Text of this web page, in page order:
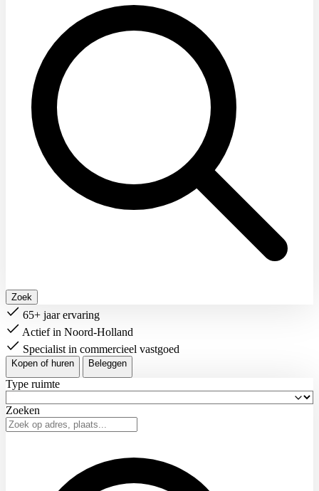
Zoek
65+ jaar ervaring
Actief in Noord-Holland
Specialist in commercieel vastgoed
Kopen of huren Beleggen
Type ruimte
Zoeken